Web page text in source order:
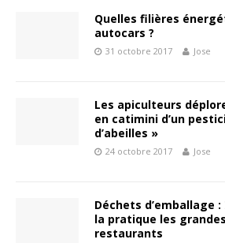
Quelles filières
autocars ?
31 octobre 2017 Jose
Les apiculteurs
en catimini d’un
d’abeilles »
24 octobre 2017 Jose
Déchets d’emballage
la pratique les
restaurants